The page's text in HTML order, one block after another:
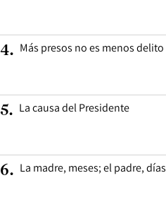
4. Más presos no es menos delito
5. La causa del Presidente
6. La madre, meses; el padre, días